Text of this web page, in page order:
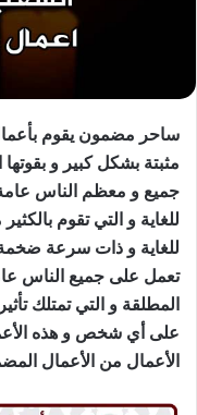
ساحر مضمون يقوم
مثبتة بشكل كبير و
جميع و معظم الناس
للغاية و التي تقوم
للغاية و ذات سرعة
تعمل على جميع الناس
المطلقة و التي تمتلك
على أي شخص و هذه
الأعمال من الأعمال